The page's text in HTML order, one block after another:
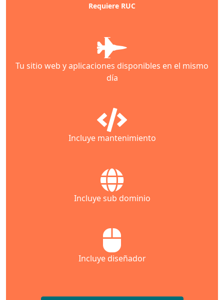
Requiere RUC
Tu sitio web y aplicaciones disponibles en el mismo
día
Incluye mantenimiento
Incluye sub dominio
Incluye diseñador